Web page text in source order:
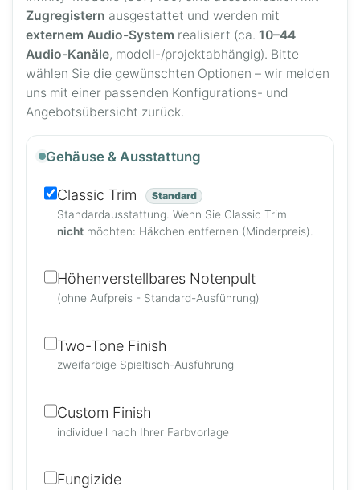
Zugregistern ausgestattet und werden mit
externem Audio-System realisiert (ca. 10–44
Audio-Kanäle, modell-/projektabhängig). Bitte
wählen Sie die gewünschten Optionen – wir melden
uns mit einer passenden Konfigurations- und
Angebotsübersicht zurück.
Gehäuse & Ausstattung
Classic Trim Standard
Standardausstattung. Wenn Sie Classic Trim
nicht möchten: Häkchen entfernen (Minderpreis).
Höhenverstellbares Notenpult
(ohne Aufpreis - Standard-Ausführung)
Two-Tone Finish
zweifarbige Spieltisch-Ausführung
Custom Finish
individuell nach Ihrer Farbvorlage
Fungizide